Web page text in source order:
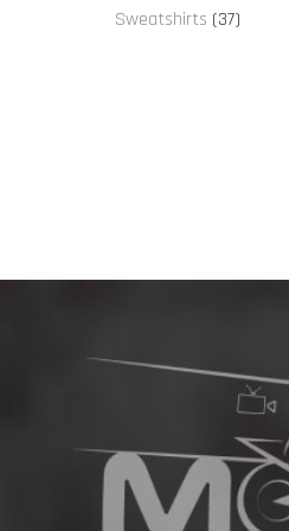
proizvoda
Sweatshirts 3737